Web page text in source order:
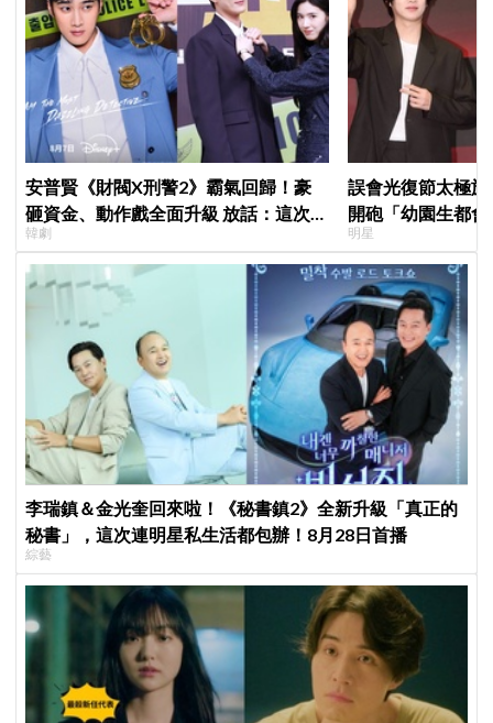
安普賢《財閥X刑警2》霸氣回歸！豪
砸資金、動作戲全面升級 放話：這次要
超越第一季
韓劇
誤會光復節太極
開砲「幼園生都
歉：是我蠢
明星
李瑞鎮＆金光奎回來啦！《秘書鎮2》全新升級「真正的
秘書」，這次連明星私生活都包辦！8月28日首播
綜藝